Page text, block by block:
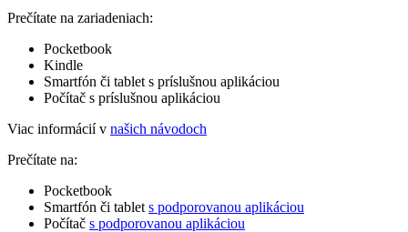
Prečítate na zariadeniach:
Pocketbook
Kindle
Smartfón či tablet s príslušnou aplikáciou
Počítač s príslušnou aplikáciou
Viac informácií v našich návodoch
Prečítate na:
Pocketbook
Smartfón či tablet s podporovanou aplikáciou
Počítač s podporovanou aplikáciou